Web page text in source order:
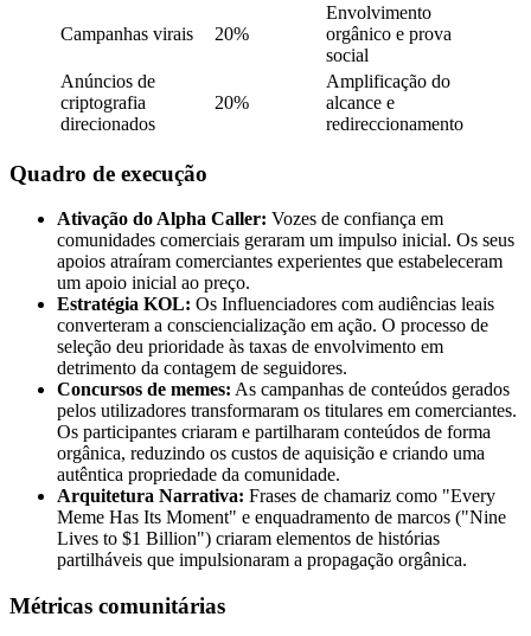
Campanhas virais 20%
Envolvimento
orgânico e prova
social
Anúncios de
criptografia
direcionados
20%
Amplificação do
alcance e
redireccionamento
Quadro de execução
Ativação do Alpha Caller: Vozes de confiança em
comunidades comerciais geraram um impulso inicial. Os seus
apoios atraíram comerciantes experientes que estabeleceram
um apoio inicial ao preço.
Estratégia KOL: Os Influenciadores com audiências leais
converteram a consciencialização em ação. O processo de
seleção deu prioridade às taxas de envolvimento em
detrimento da contagem de seguidores.
Concursos de memes: As campanhas de conteúdos gerados
pelos utilizadores transformaram os titulares em comerciantes.
Os participantes criaram e partilharam conteúdos de forma
orgânica, reduzindo os custos de aquisição e criando uma
autêntica propriedade da comunidade.
Arquitetura Narrativa: Frases de chamariz como "Every
Meme Has Its Moment" e enquadramento de marcos ("Nine
Lives to $1 Billion") criaram elementos de histórias
partilháveis que impulsionaram a propagação orgânica.
Métricas comunitárias